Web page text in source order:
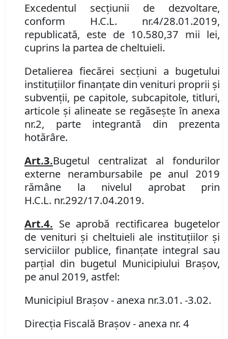
Excedentul secţiunii de dezvoltare,
conform H.C.L. nr.4/28.01.2019,
republicată, este de 10.580,37 mii lei,
cuprins la partea de cheltuieli.
Detalierea fiecărei secţiuni a bugetului
instituţiilor finanţate din venituri proprii şi
subvenţii, pe capitole, subcapitole, titluri,
articole şi alineate se regăseşte în anexa
nr.2, parte integrantă din prezenta
hotărâre.
Art.3.Bugetul centralizat al fondurilor
externe nerambursabile pe anul 2019
rămâne la nivelul aprobat prin
H.C.L. nr.292/17.04.2019.
Art.4. Se aprobă rectificarea bugetelor
de venituri şi cheltuieli ale instituţiilor şi
serviciilor publice, finanţate integral sau
parţial din bugetul Municipiului Braşov,
pe anul 2019, astfel:
Municipiul Braşov- anexa nr.3.01. -3.02.
Direcţia Fiscală Braşov- anexa nr. 4